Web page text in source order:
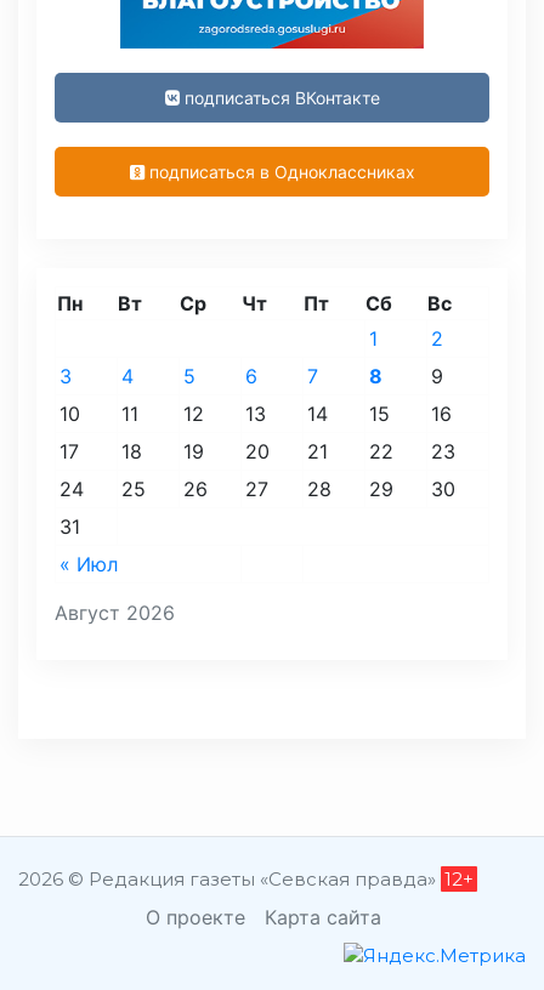
подписаться ВКонтакте
подписаться в Одноклассниках
Август 2026
Пн Вт Ср Чт Пт Сб Вс
« Июл
1
2
3
4 5 6 7 8
9
10
11 12 13 14 15
16
17
18 19 20 21 22
23
24
25 26 27 28 29
30
31
2026 © Редакция газеты «Севская правда» 12+
О проекте Карта сайта